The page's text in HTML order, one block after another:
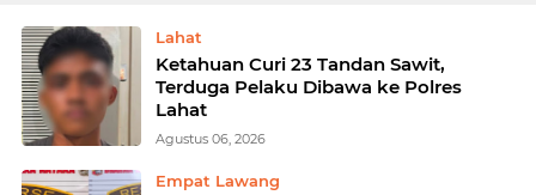
Lahat
Ketahuan Curi 23 Tandan Sawit,
Terduga Pelaku Dibawa ke Polres
Lahat
Agustus 06, 2026
Empat Lawang